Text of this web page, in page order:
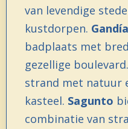
van levendige
kustdorpen. Gandía
badplaats met
gezellige boulevard.
strand met natuur
kasteel. Sagunto
combinatie van